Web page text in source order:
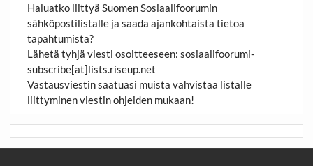
Haluatko liittyä Suomen Sosiaalifoorumin
sähköpostilistalle ja saada ajankohtaista tietoa
tapahtumista?
Lähetä tyhjä viesti osoitteeseen: sosiaalifoorumi-
subscribe[at]lists.riseup.net
Vastausviestin saatuasi muista vahvistaa listalle
liittyminen viestin ohjeiden mukaan!